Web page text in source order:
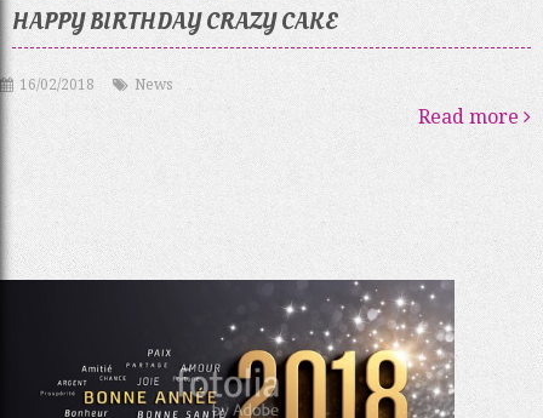
HAPPY BIRTHDAY CRAZY CAKE
16/02/2018 News
Read more